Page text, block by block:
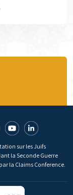
sur les Juifs
la Seconde Guerre
la Claims Conference.